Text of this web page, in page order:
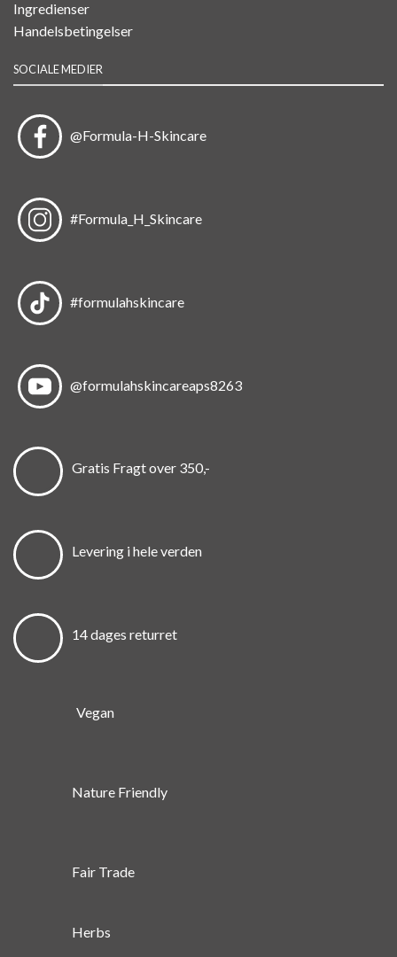
Ingredienser
Handelsbetingelser
SOCIALE MEDIER
@Formula-H-Skincare
#Formula_H_Skincare
#formulahskincare
@formulahskincareaps8263
Gratis Fragt over 350,-
Levering i hele verden
14 dages returret
Vegan
Nature Friendly
Fair Trade
Herbs